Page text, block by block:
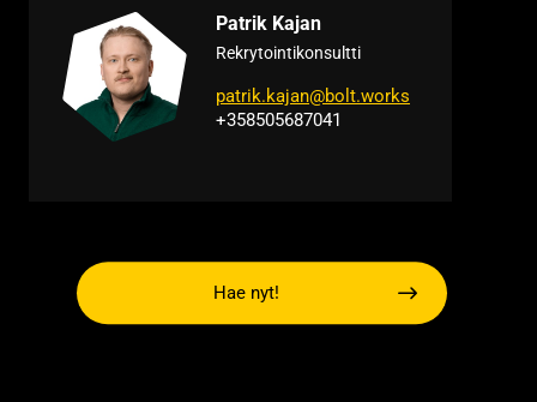
Hae nyt!
Patrik Kajan
Rekrytointikonsultti
patrik.kajan@bolt.works
+358505687041